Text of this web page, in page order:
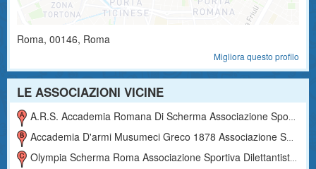
Roma, 00146, Roma
Migliora questo profilo
LE ASSOCIAZIONI VICINE
A.r.s. Accademia Romana Di Scherma Associazione Sportiva Dilettantistica
Accademia D'armi Musumeci Greco 1878 Associazione Sportiva Dilettantistica A R.l.
Olympia Scherma Roma Associazione Sportiva Dilettantistica